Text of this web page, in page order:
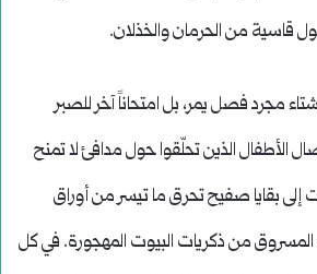
قاسية من الحرمان والخذلان.
مجرد فصل يمر، بل امتحاناً آخر للصبر
الأطفال الذين تحلّقوا حول مدافئ لا تمنح
إلى بقايا صفيح تحرق ما تيسر من أوراق
من ذكريات البيوت المهجورة. في كل